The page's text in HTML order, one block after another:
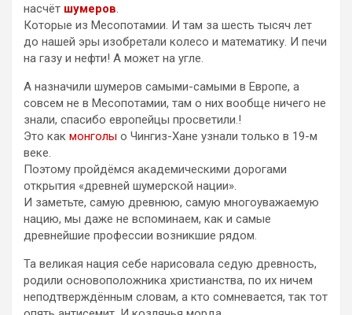
насчёт шумеров.
Которые из Месопотамии. И там за шесть тысяч лет
до нашей эры изобретали колесо и математику. И печи
на газу и нефти! А может на угле.
А назначили шумеров самыми-самыми в Европе, а
совсем не в Месопотамии, там о них вообще ничего не
знали, спасибо европейцы просветили.!
Это как монголы о Чингиз-Хане узнали только в 19-м
веке.
Поэтому пройдёмся академическими дорогами
открытия «древней шумерской нации».
И заметьте, самую древнюю, самую многоуважаемую
нацию, мы даже не вспоминаем, как и самые
древнейшие профессии возникшие рядом.
Та великая нация себе нарисовала седую древность,
родили основоположника христианства, по их ничем
неподтверждённым словам, а кто сомневается, так тот